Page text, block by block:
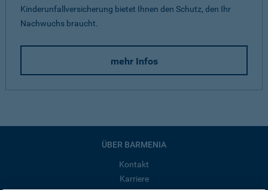
Kinderunfallversicherung bietet Ihnen den Schutz, den Ihr
Nachwuchs braucht.
mehr Infos
ÜBER BARMENIA
Kontakt
Karriere